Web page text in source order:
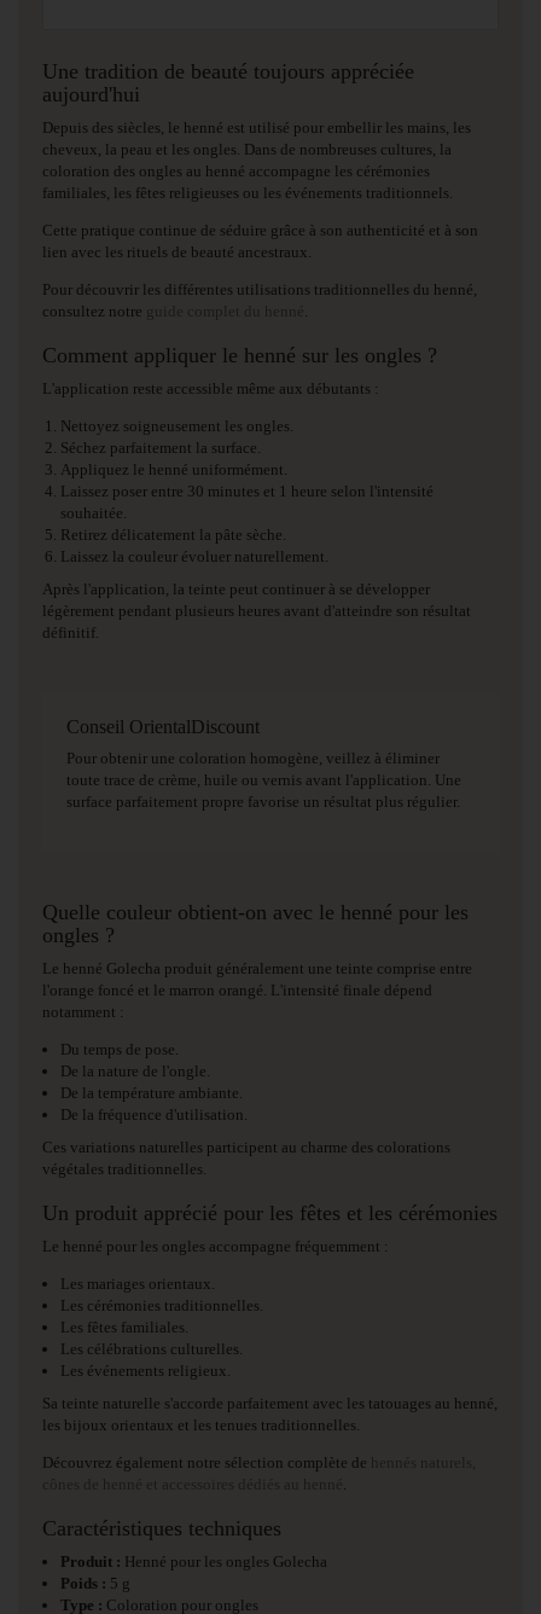
Une tradition de beauté toujours appréciée
aujourd'hui
Depuis des siècles, le henné est utilisé pour embellir les mains, les
cheveux, la peau et les ongles. Dans de nombreuses cultures, la
coloration des ongles au henné accompagne les cérémonies
familiales, les fêtes religieuses ou les événements traditionnels.
Cette pratique continue de séduire grâce à son authenticité et à son
lien avec les rituels de beauté ancestraux.
Pour découvrir les différentes utilisations traditionnelles du henné,
consultez notre
guide complet du henné
Comment appliquer le henné sur les ongles ?
L'application reste accessible même aux débutants :
Nettoyez soigneusement les ongles.
Séchez parfaitement la surface.
Appliquez le henné uniformément.
Laissez poser entre 30 minutes et 1 heure selon l'intensité
souhaitée.
Retirez délicatement la pâte sèche.
Laissez la couleur évoluer naturellement.
Après l'application, la teinte peut continuer à se développer
légèrement pendant plusieurs heures avant d'atteindre son résultat
définitif.
Conseil OrientalDiscount
Pour obtenir une coloration homogène, veillez à éliminer
toute trace de crème, huile ou vernis avant l'application. Une
surface parfaitement propre favorise un résultat plus régulier.
Quelle couleur obtient-on avec le henné pour les
ongles ?
Le henné Golecha produit généralement une teinte comprise entre
l'orange foncé et le marron orangé. L'intensité finale dépend
notamment :
Du temps de pose.
De la nature de l'ongle.
De la température ambiante.
De la fréquence d'utilisation.
Ces variations naturelles participent au charme des colorations
végétales traditionnelles.
Un produit apprécié pour les fêtes et les cérémonies
Le henné pour les ongles accompagne fréquemment :
Les mariages orientaux.
Les cérémonies traditionnelles.
Les fêtes familiales.
Les célébrations culturelles.
Les événements religieux.
Sa teinte naturelle s'accorde parfaitement avec les tatouages au henné,
les bijoux orientaux et les tenues traditionnelles.
Découvrez également notre sélection complète de hennés naturels,
cônes de henné et accessoires dédiés au henné
Caractéristiques techniques
Produit : Henné pour les ongles Golecha
Poids : 5 g
Type : Coloration pour ongles